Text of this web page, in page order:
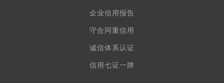
企业信用报告
守合同重信用
诚信体系认证
信用七证一牌